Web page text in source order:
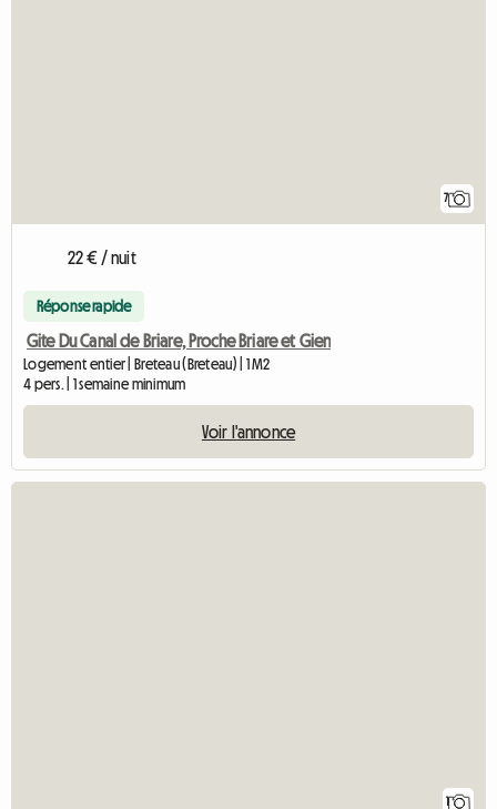
7
22 € / nuit
Réponse rapide
Gite Du Canal de Briare, Proche Briare et Gien
Logement entier | Breteau (Breteau) | 1 M2
4 pers. | 1 semaine minimum
Voir l'annonce
1